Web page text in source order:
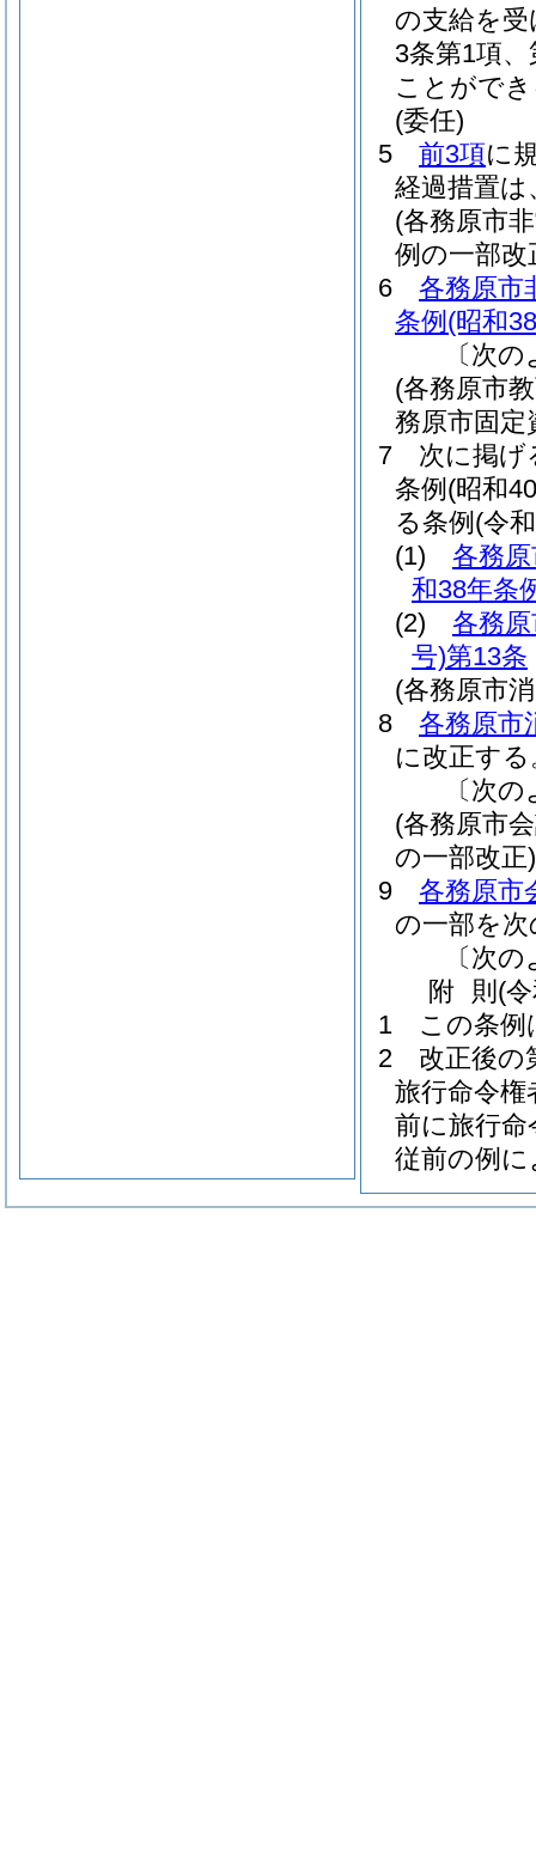
の支給を
3条第1項
ことがで
(委任)
5
前3項に
経過措置
(各務原市
例の一部改
6
各務原市
条例 (昭和
〔次
(各務原市
務原市固定
7
次に掲げ
条例 (昭和
る条例 (令
(1)
各務
和38年条
(2)
各務
号)第13条
(各務原市
8
各務原市
に改正する
〔次
(各務原市
の一部改正)
9
各務原市
の一部を
〔次
附 則 (
1
この条例
2
改正後の
旅行命令
前に旅行
従前の例